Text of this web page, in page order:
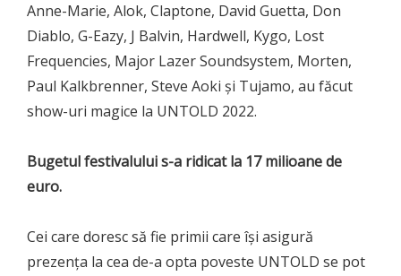
Anne-Marie, Alok, Claptone, David Guetta, Don
Diablo, G-Eazy, J Balvin, Hardwell, Kygo, Lost
Frequencies, Major Lazer Soundsystem, Morten,
Paul Kalkbrenner, Steve Aoki și Tujamo, au făcut
show-uri magice la UNTOLD 2022.
Bugetul festivalului s-a ridicat la 17 milioane de
euro.
Cei care doresc să fie primii care își asigură
prezența la cea de-a opta poveste UNTOLD se pot